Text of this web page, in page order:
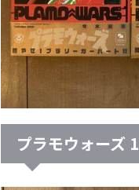
プラモウォーズ 1